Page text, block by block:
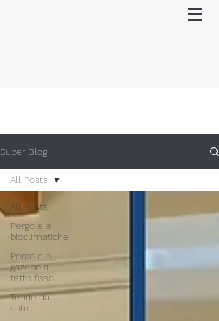
Super Blog
All Posts
Pergole e
bioclimatiche
Pergole e
gazebo a
tetto fisso
Tende da
sole
All Posts